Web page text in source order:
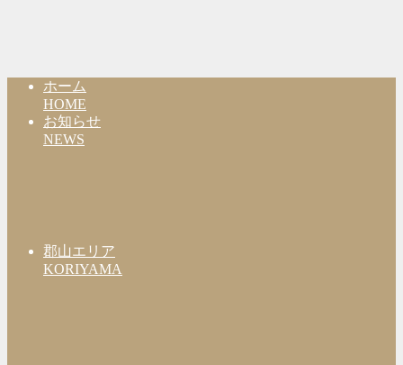
ホーム
HOME
お知らせ
NEWS
郡山エリア
KORIYAMA